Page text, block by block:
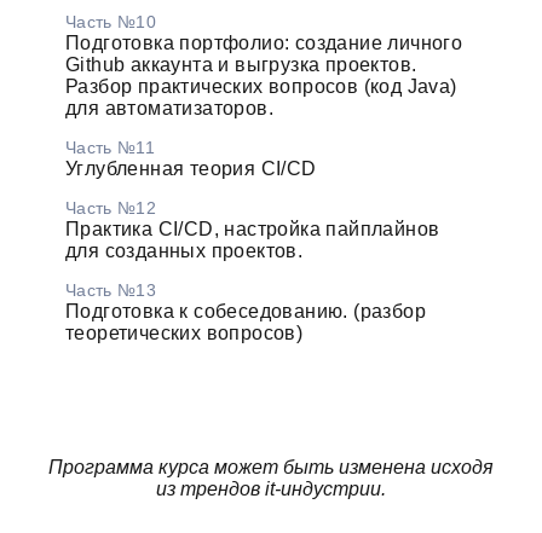
Часть №10
Подготовка портфолио: создание личного
Github аккаунта и выгрузка проектов.
Разбор практических вопросов (код Java)
для автоматизаторов.
Часть №11
Углубленная теория CI/CD
Часть №12
Практика CI/CD, настройка пайплайнов
для созданных проектов.
Часть №13
Подготовка к собеседованию. (разбор
теоретических вопросов)
Программа курса может быть изменена исходя
из трендов it-индустрии.